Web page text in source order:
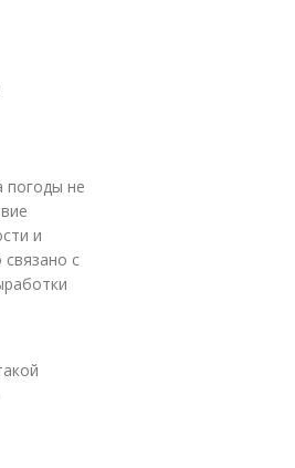
погоды не
и
с